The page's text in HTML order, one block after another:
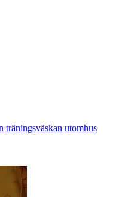
träningsväskan utomhus